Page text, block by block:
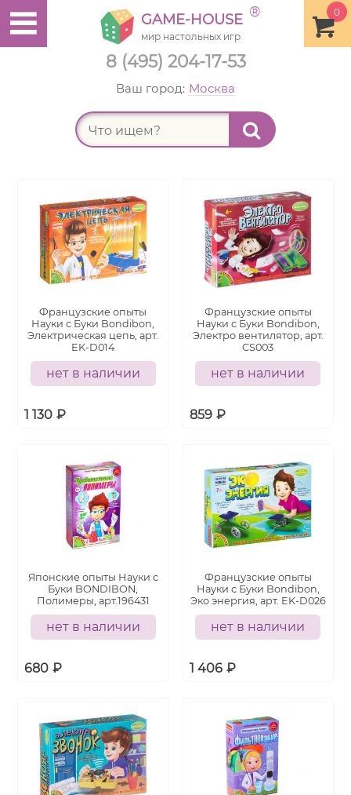
8 (495) 204-17-53
0
GAME-HOUSE ®
мир настольных игр
Ваш город: Москва
Французские опыты
Науки с Буки Bondibon,
Электрическая цепь, арт.
EK-D014
нет в наличии
1 130 ₽
Французские опыты
Науки с Буки Bondibon,
Электро вентилятор, арт.
CS003
нет в наличии
859 ₽
Японские опыты Науки с
Буки BONDIBON,
Полимеры, арт.196431
нет в наличии
680 ₽
Французские опыты
Науки с Буки Bondibon,
Эко энергия, арт. EK-D026
нет в наличии
1 406 ₽